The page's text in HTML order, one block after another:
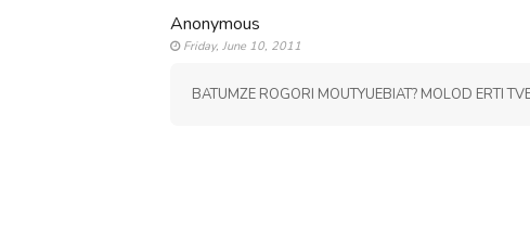
Anonymous
Friday, June 10, 2011
BATUMZE ROGORI MOUTYUEBIAT? MOLOD ERTI